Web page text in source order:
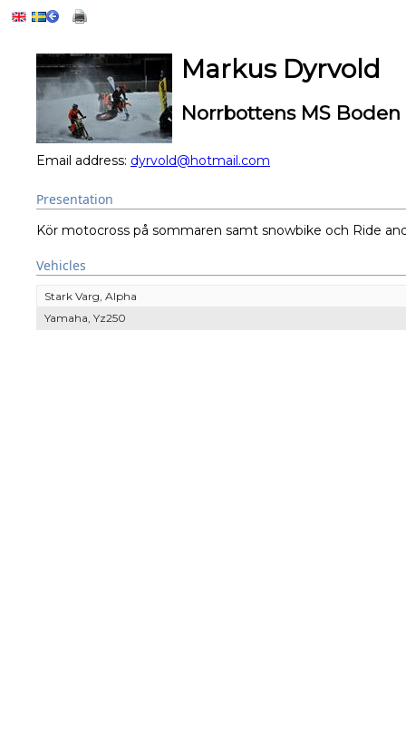
Markus Dyrvold
Norrbottens MS Boden
Email address: dyrvold@hotmail.com
Presentation
Kör motocross på sommaren samt snowbike och Ride
Vehicles
Stark Varg, Alpha
Yamaha, Yz250